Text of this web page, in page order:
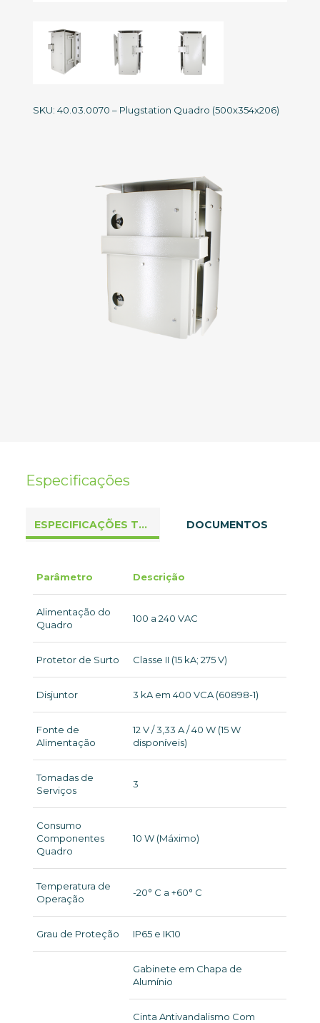
SKU: 40.03.0070 – Plugstation Quadro (500x354x206)
Especificações
ESPECIFICAÇÕES TÉCNICAS DOCUMENTOS
Parâmetro Descrição
Alimentação do
Quadro
100 a 240 VAC
Protetor de Surto Classe II (15 kA; 275 V)
Disjuntor 3 kA em 400 VCA (60898-1)
Fonte de
Alimentação
12 V / 3,33 A / 40 W (15 W
disponíveis)
Tomadas de
Serviços
3
Consumo
Componentes
Quadro
10 W (Máximo)
Temperatura de
Operação
-20° C a +60° C
Grau de Proteção IP65 e IK10
Gabinete em Chapa de
Alumínio
Cinta Antivandalismo Com